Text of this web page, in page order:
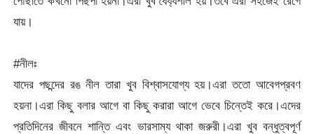
যায়।
#নীলঃ
যাদের পছন্দের রঙ নীল তারা খুব বিশ্বাসযোগ্য হয়।এরা ততো আবেগপ্রবণ
হয়না।এরা কিছু বলার আগে বা কিছু করারা আগে ভেবে চিন্তেই করে।এদের
প্রতিদিনের জীবনে শান্তি এবং ভারসাম্য থাকা জরুরী।এরা খুব বন্ধুত্বপূর্ণ